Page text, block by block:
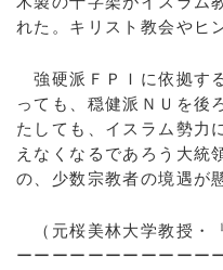
れた。キリスト教会やヒ
強硬派ＦＰＩに依拠す
っても、穏健派ＮＵを後
たしても、イスラム勢力
えなくなるであろう大統
の、少数宗教者の境遇が
（元桜美林大学教授・
ーーーーーーーーーーー